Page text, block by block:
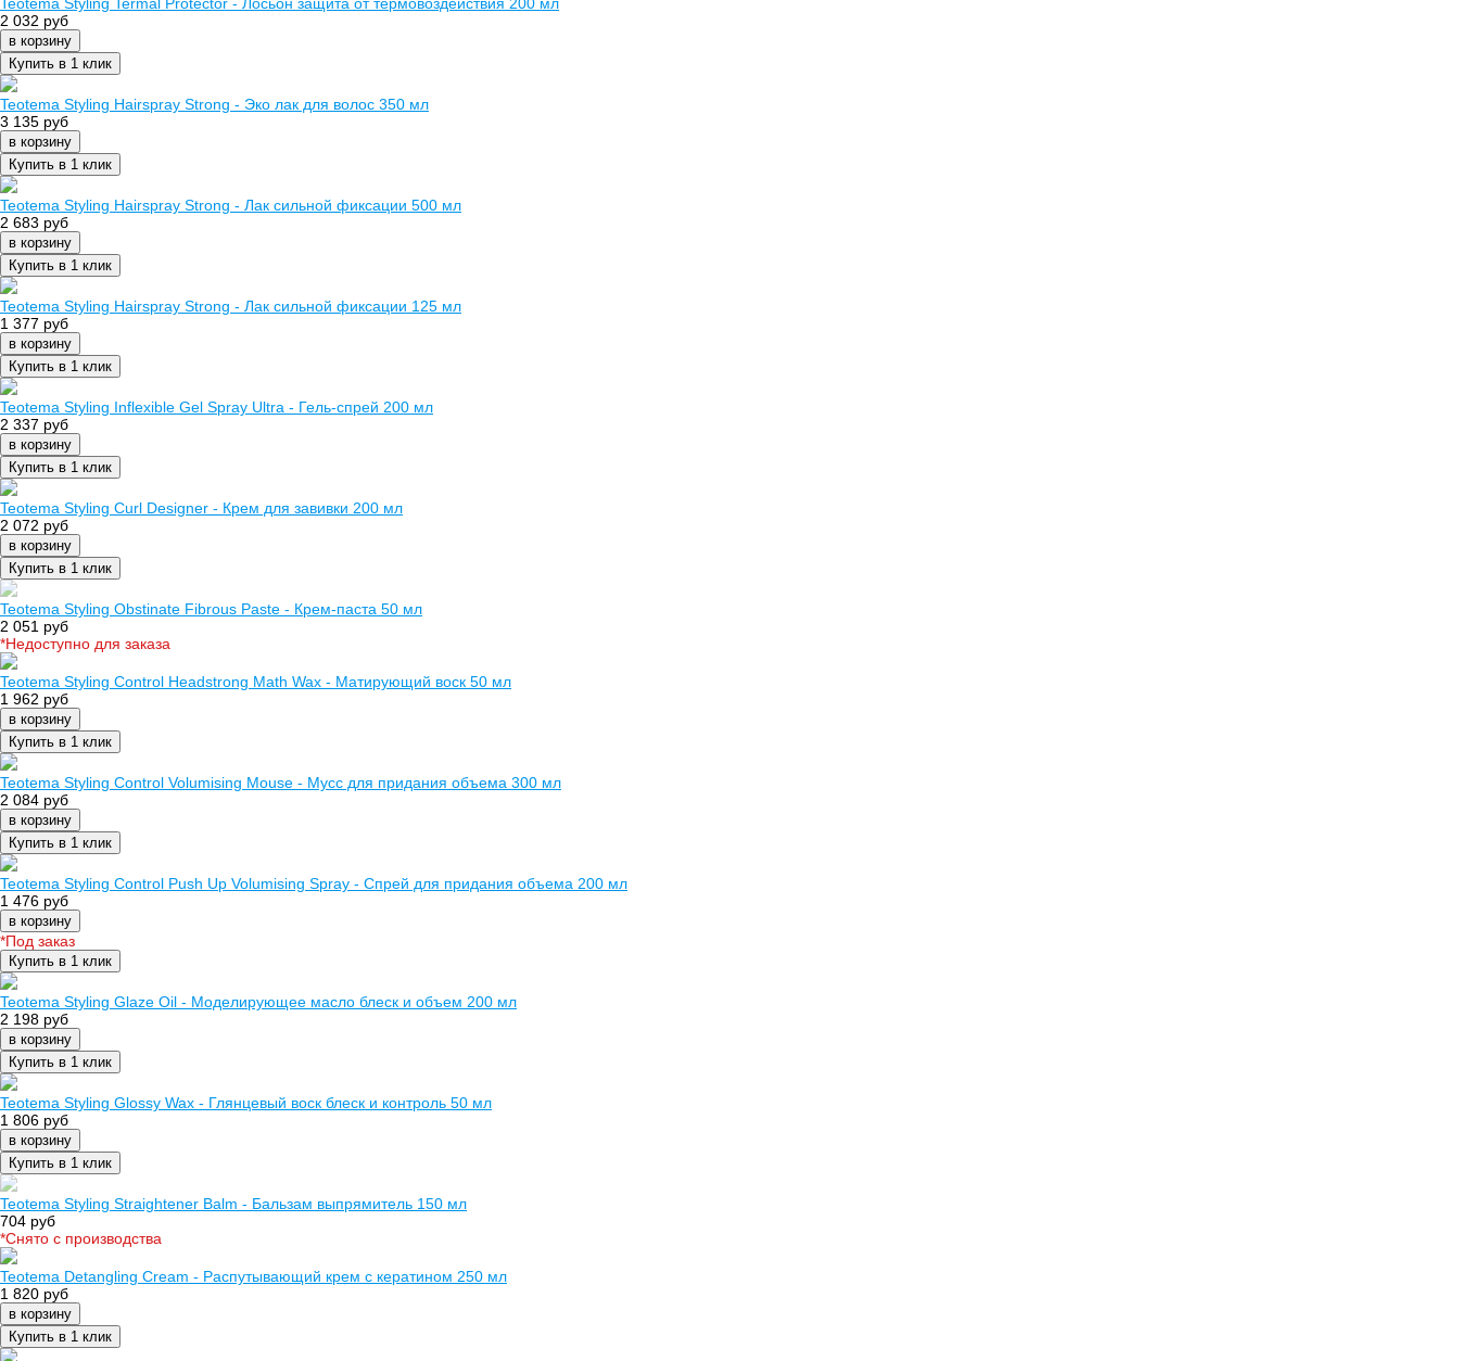
2 032 руб
в корзину
Купить в 1 клик
Teotema Styling Hairspray Strong - Эко лак для волос 350 мл
3 135 руб
в корзину
Купить в 1 клик
Teotema Styling Hairspray Strong - Лак сильной фиксации 500 мл
2 683 руб
в корзину
Купить в 1 клик
Teotema Styling Hairspray Strong - Лак сильной фиксации 125 мл
1 377 руб
в корзину
Купить в 1 клик
Teotema Styling Inflexible Gel Spray Ultra - Гель-спрей 200 мл
2 337 руб
в корзину
Купить в 1 клик
Teotema Styling Curl Designer - Крем для завивки 200 мл
2 072 руб
в корзину
Купить в 1 клик
Teotema Styling Obstinate Fibrous Paste - Крем-паста 50 мл
2 051 руб
*Недоступно для заказа
Teotema Styling Control Headstrong Math Wax - Матирующий воск 50 мл
1 962 руб
в корзину
Купить в 1 клик
Teotema Styling Control Volumising Мouse - Мусс для придания объема 300 мл
2 084 руб
в корзину
Купить в 1 клик
Teotema Styling Control Push Up Volumising Spray - Спрей для придания объема 200 мл
1 476 руб
в корзину
*Под заказ
Купить в 1 клик
Teotema Styling Glaze Oil - Моделирующее масло блеск и объем 200 мл
2 198 руб
в корзину
Купить в 1 клик
Teotema Styling Glossy Wax - Глянцевый воск блеск и контроль 50 мл
1 806 руб
в корзину
Купить в 1 клик
Teotema Styling Straightener Balm - Бальзам выпрямитель 150 мл
704 руб
*Cнято с производства
Teotema Detangling Cream - Распутывающий крем с кератином 250 мл
1 820 руб
в корзину
Купить в 1 клик